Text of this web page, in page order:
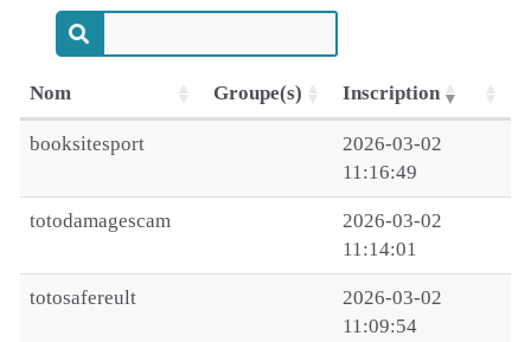
Nom Groupe(s) Inscription
booksitesport
2026-03-02
11:16:49
totodamagescam
2026-03-02
11:14:01
totosafereult
2026-03-02
11:09:54